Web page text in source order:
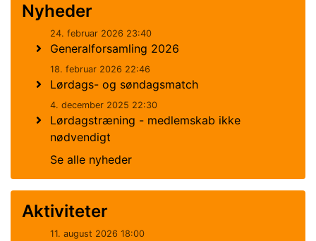
Nyheder
24. februar 2026 23:40
Generalforsamling 2026
18. februar 2026 22:46
Lørdags- og søndagsmatch
4. december 2025 22:30
Lørdagstræning - medlemskab ikke
nødvendigt
Se alle nyheder
Aktiviteter
11. august 2026 18:00